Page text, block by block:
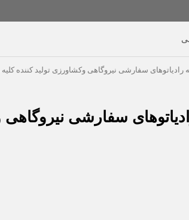
رادیاتوهای سفارشی نیروگاهی وکشاورزی تولید کننده
سفارشی نیروگاهی